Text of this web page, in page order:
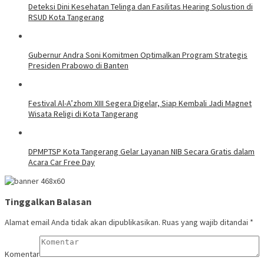
Deteksi Dini Kesehatan Telinga dan Fasilitas Hearing Solustion di
RSUD Kota Tangerang
Gubernur Andra Soni Komitmen Optimalkan Program Strategis
Presiden Prabowo di Banten
Festival Al-A’zhom XIII Segera Digelar, Siap Kembali Jadi Magnet
Wisata Religi di Kota Tangerang
DPMPTSP Kota Tangerang Gelar Layanan NIB Secara Gratis dalam
Acara Car Free Day
Tinggalkan Balasan
Alamat email Anda tidak akan dipublikasikan. Ruas yang wajib ditandai *
Komentar